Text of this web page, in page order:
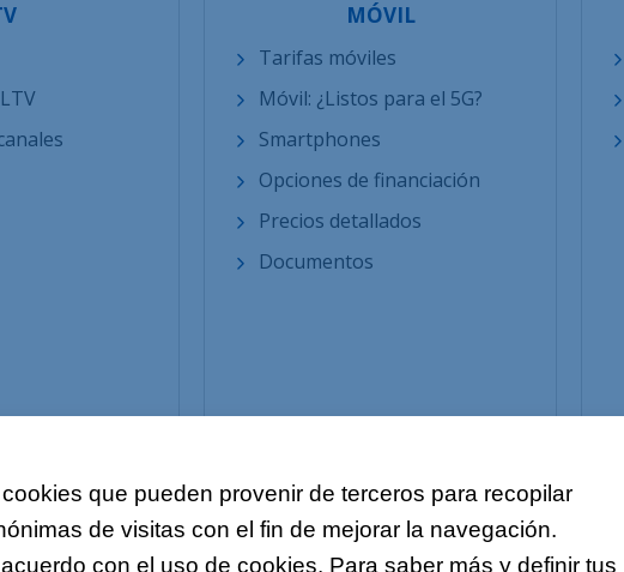
que pueden provenir de terceros para recopilar
de visitas con el fin de mejorar la navegación.
con el uso de cookies. Para saber más y definir tus
MÓVIL
Tarifas móviles
Móvil: ¿Listos para el 5G?
Smartphones
Opciones de financiación
Precios detallados
Documentos